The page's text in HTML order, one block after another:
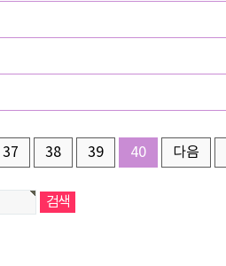
37 38 39 40 다음